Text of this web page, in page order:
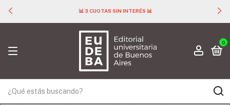
📊 3 CUOTAS SIN INTERÉS 📊
0